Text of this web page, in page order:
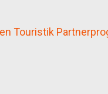
Touristik